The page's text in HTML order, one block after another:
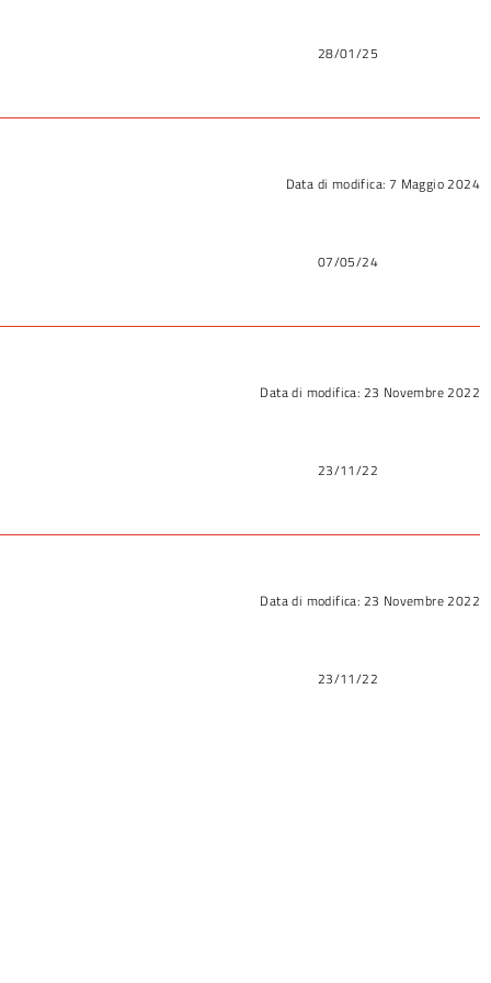
28/01/25
Data di modifica: 7 Maggio 2024
07/05/24
Data di modifica: 23 Novembre 2022
23/11/22
Data di modifica: 23 Novembre 2022
23/11/22